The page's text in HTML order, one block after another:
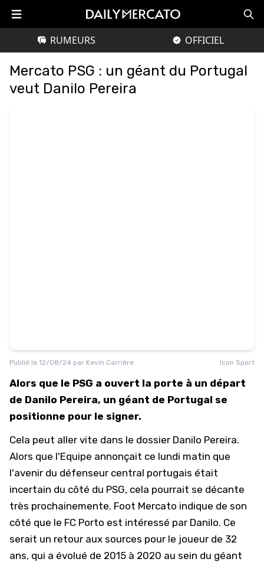
RUMEURS OFFICIEL
Mercato PSG : un géant du Portugal
veut Danilo Pereira
Publié le 12/08/24 par Kevin Carrière Icon Sport
Alors que le PSG a ouvert la porte à un départ
de Danilo Pereira, un géant de Portugal se
positionne pour le signer.
Cela peut aller vite dans le dossier Danilo Pereira.
Alors que l'Equipe annonçait ce lundi matin que
l'avenir du défenseur central portugais était
incertain du côté du PSG, cela pourrait se décante
très prochainemente. Foot Mercato indique de son
côté que le FC Porto est intéressé par Danilo. Ce
serait un retour aux sources pour le joueur de 32
ans, qui a évolué de 2015 à 2020 au sein du géant